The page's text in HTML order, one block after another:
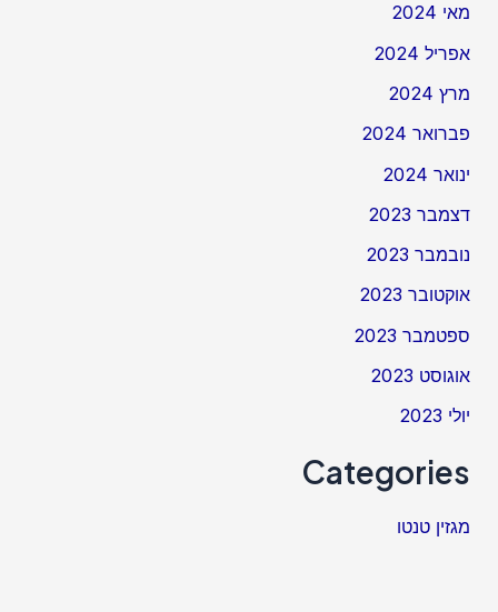
מאי 2024
אפריל 2024
מרץ 2024
פברואר 2024
ינואר 2024
דצמבר 2023
נובמבר 2023
אוקטובר 2023
ספטמבר 2023
אוגוסט 2023
יולי 2023
Categories
מגזין טנטו